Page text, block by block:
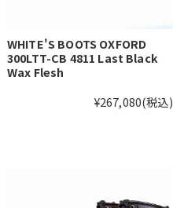
WHITE'S BOOTS OXFORD
300LTT-CB 4811 Last Black
Wax Flesh
¥267,080(税込)